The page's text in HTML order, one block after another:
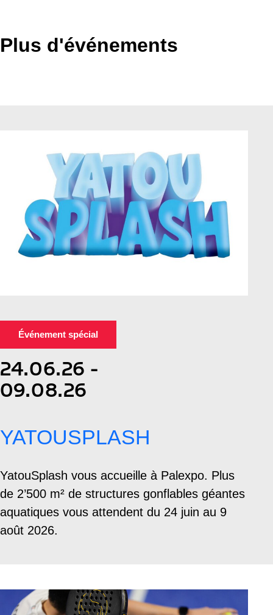
Plus d'événements
Événement spécial
24.06.26 -
09.08.26
YATOUSPLASH
YatouSplash vous accueille à Palexpo. Plus
de 2’500 m² de structures gonflables géantes
aquatiques vous attendent du 24 juin au 9
août 2026.